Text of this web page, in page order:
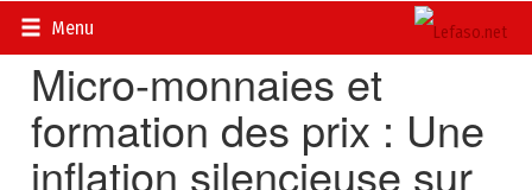
Menu
Accueil>
Micro-monnaies et
formation des prix : Une
inflation silencieuse sur